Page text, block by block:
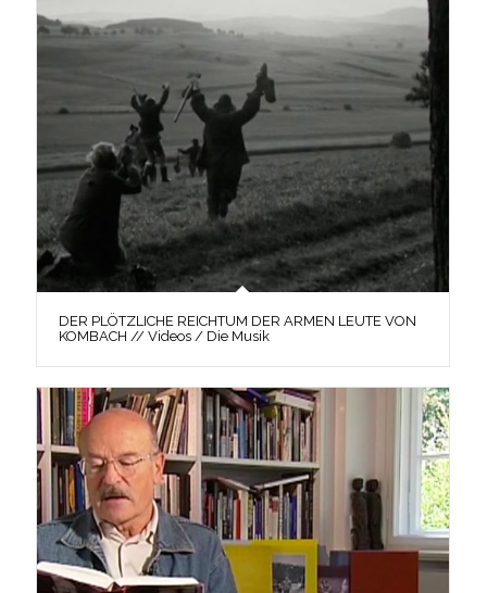
DER PLÖTZLICHE REICHTUM DER ARMEN LEUTE VON
KOMBACH // Videos / Die Musik